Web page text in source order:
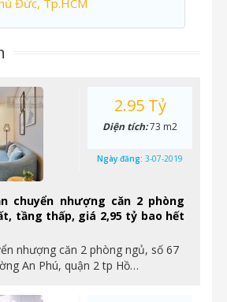
Đức, Tp.HCM
chuyển nhượng căn 2 phòng
tầng thấp, giá 2,95 tỷ bao hết
nhượng căn 2 phòng ngủ, số 67
An Phú, quận 2 tp Hồ…
2.95 Tỷ
Diện tích:73 m2
Ngày đăng: 3-07-2019